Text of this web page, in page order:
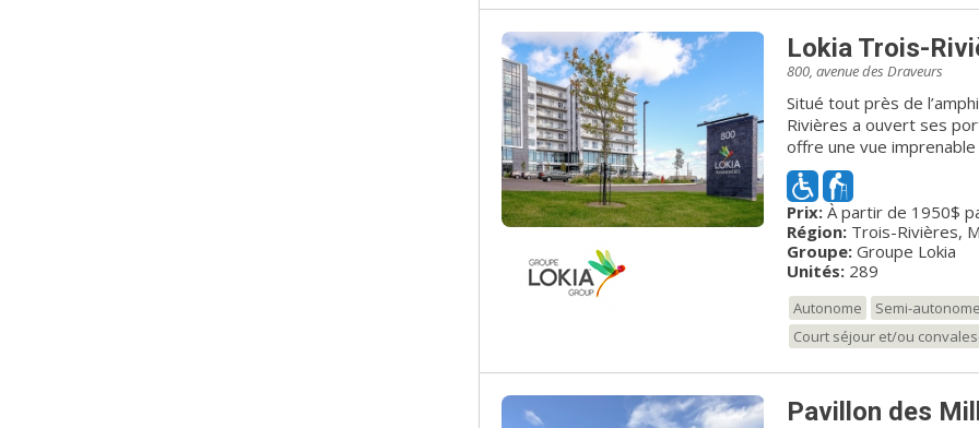
Lokia Trois-
800, avenue des Draveurs
Situé tout près de
Rivières a ouvert ses
offre une vue
Laurent dans un quartier tranquille.
appartements locatifs
distingue par sa
style moderne et
bien garni. Plusieurs
cinéma, une salle
vue sur l'eau contribuent au
“progressif” de LOKIA
l’état de santé des
des pertes cognitives ou physiques. Le
Prix:À partir de 1950$
Région: Trois-Rivières,
Groupe: Groupe Lokia
Unités:289
Autonome Semi-autonome
Court séjour et/ou
Pavillon des